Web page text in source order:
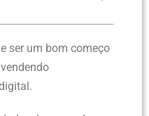
ser um bom começo